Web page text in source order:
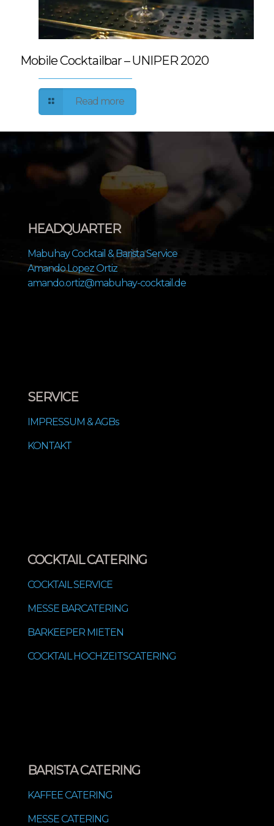
Mobile Cocktailbar – UNIPER 2020
Read more
HEADQUARTER
Mabuhay Cocktail & Barista Service
Amando Lopez Ortiz
amando.ortiz@mabuhay-cocktail.de
SERVICE
IMPRESSUM & AGBs
KONTAKT
COCKTAIL CATERING
COCKTAIL SERVICE
MESSE BARCATERING
BARKEEPER MIETEN
COCKTAIL HOCHZEITSCATERING
BARISTA CATERING
KAFFEE CATERING
MESSE CATERING